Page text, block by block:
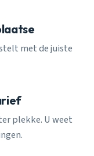
met de juiste
plekke. U weet